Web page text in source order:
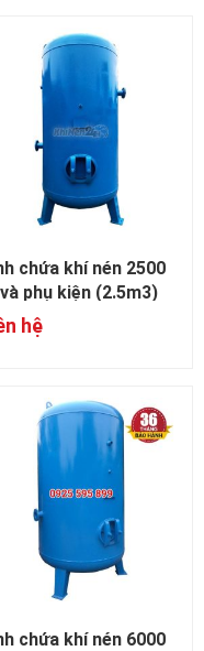
chứa khí nén 2500
phụ kiện (2.5m3)
hệ
chứa khí nén 6000